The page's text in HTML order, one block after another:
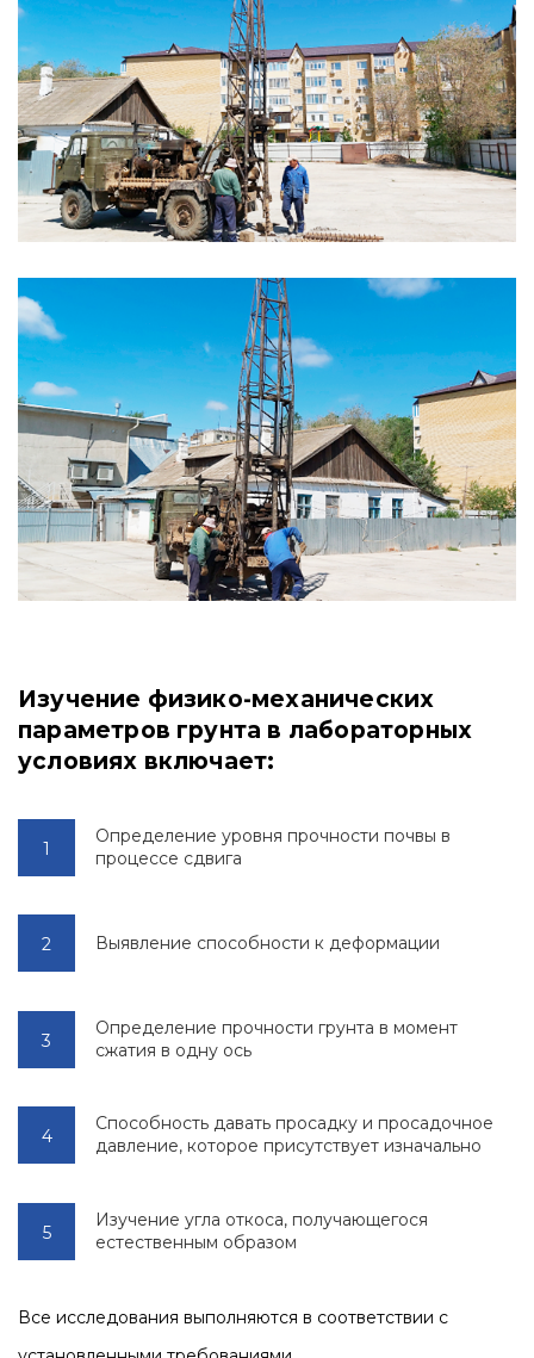
Изучение физико-механических
параметров грунта в лабораторных
условиях включает:
Определение уровня прочности почвы в
процессе сдвига
Выявление способности к деформации
Определение прочности грунта в момент
сжатия в одну ось
Способность давать просадку и просадочное
давление, которое присутствует изначально
Изучение угла откоса, получающегося
естественным образом
Все исследования выполняются в соответствии с